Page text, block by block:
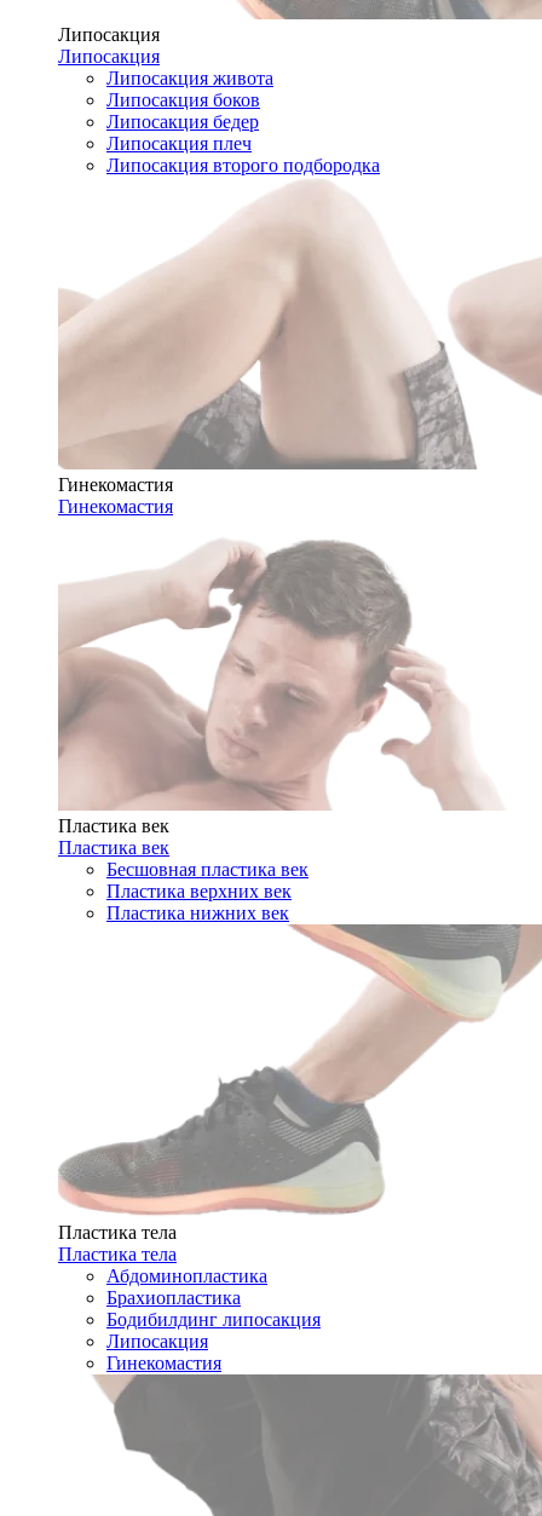
Липосакция
Липосакция
Липосакция живота
Липосакция боков
Липосакция бедер
Липосакция плеч
Липосакция второго подбородка
Гинекомастия
Гинекомастия
Пластика век
Пластика век
Бесшовная пластика век
Пластика верхних век
Пластика нижних век
Пластика тела
Пластика тела
Абдоминопластика
Брахиопластика
Бодибилдинг липосакция
Липосакция
Гинекомастия